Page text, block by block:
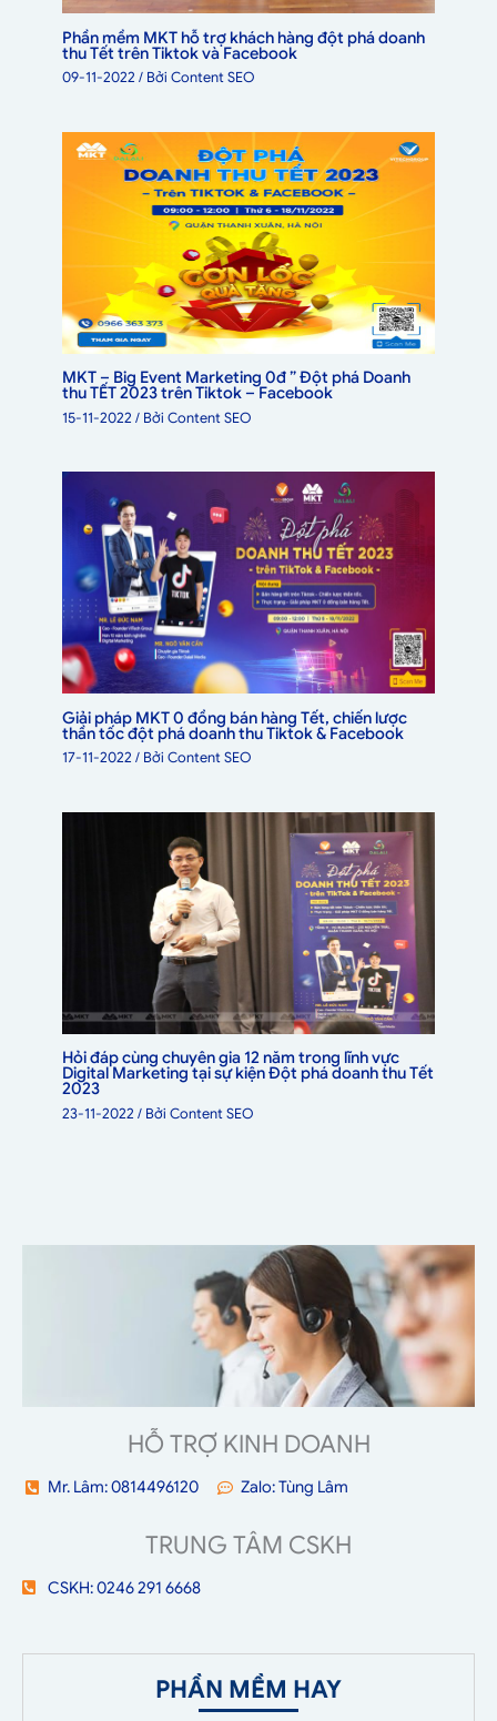
Phần mềm MKT hỗ trợ khách hàng đột phá doanh
thu Tết trên Tiktok và Facebook
09-11-2022/ BởiContent SEO
MKT – Big Event Marketing 0đ ” Đột phá Doanh
thu TẾT 2023 trên Tiktok – Facebook
15-11-2022/ BởiContent SEO
Giải pháp MKT 0 đồng bán hàng Tết, chiến lược
thần tốc đột phá doanh thu Tiktok & Facebook
17-11-2022/ BởiContent SEO
Hỏi đáp cùng chuyên gia 12 năm trong lĩnh vực
Digital Marketing tại sự kiện Đột phá doanh thu Tết
2023
23-11-2022/ BởiContent SEO
HỖ TRỢ KINH DOANH
Mr. Lâm: 0814496120 Zalo: Tùng Lâm
TRUNG TÂM CSKH
CSKH: 0246 291 6668
PHẦN MỀM HAY